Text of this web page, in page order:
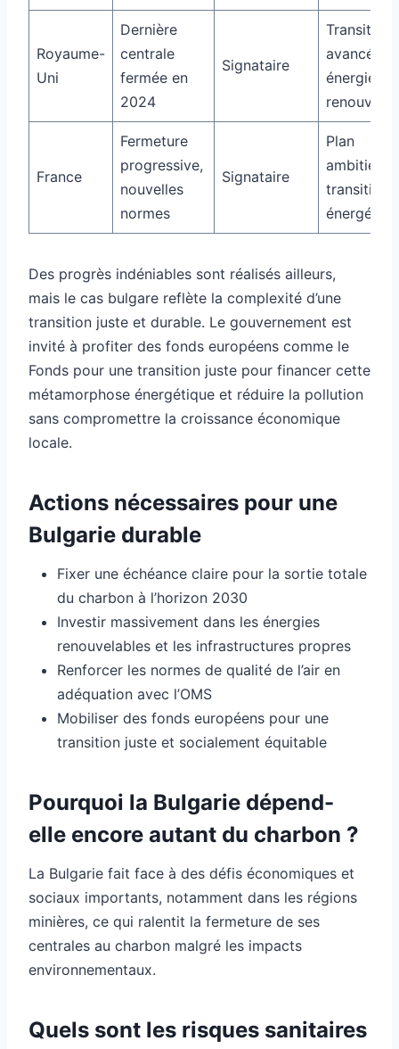
Royaume-
Uni
Dernière
centrale
fermée en
2024
Signataire
Transition
avancée
énergies
France
Fermeture
progressive,
nouvelles
normes
Signataire
Plan
ambitieux
transition
Des progrès indéniables sont réalisés ailleurs,
mais le cas bulgare reflète la complexité d’une
transition juste et durable. Le gouvernement est
invité à profiter des fonds européens comme le
Fonds pour une transition juste pour financer cette
métamorphose énergétique et réduire la pollution
sans compromettre la croissance économique
locale.
Actions nécessaires pour une
Bulgarie durable
Fixer une échéance claire pour la sortie totale
du charbon à l’horizon 2030
Investir massivement dans les énergies
renouvelables et les infrastructures propres
Renforcer les normes de qualité de l’air en
adéquation avec l’OMS
Mobiliser des fonds européens pour une
transition juste et socialement équitable
Pourquoi la Bulgarie dépend-
elle encore autant du charbon ?
La Bulgarie fait face à des défis économiques et
sociaux importants, notamment dans les régions
minières, ce qui ralentit la fermeture de ses
centrales au charbon malgré les impacts
environnementaux.
Quels sont les risques sanitaires